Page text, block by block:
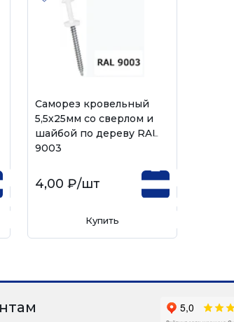
Саморез кровельный
5,5х25мм со сверлом и
шайбой по дереву RAL
9003
4,00 ₽/шт
Купить